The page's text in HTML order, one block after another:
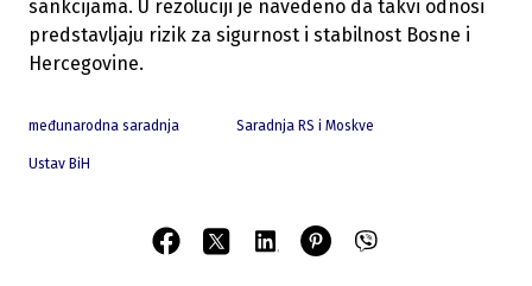
sankcijama. U rezoluciji je navedeno da takvi odnosi
predstavljaju rizik za sigurnost i stabilnost Bosne i
Hercegovine.
međunarodna saradnja Saradnja RS i Moskve
Ustav BiH